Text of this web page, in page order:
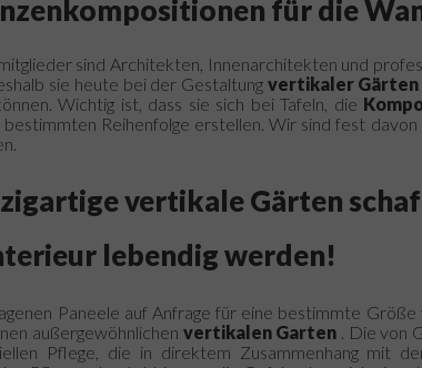
für die
sind Architekten, Innenarchitekten und
sie heute bei der Gestaltung vertikaler Gärten
Wichtig ist, dass sie sich bei Tafeln, die
bestimmten Reihenfolge erstellen.Wir sind fest davon
vertikale Gärten
lebendig werden!
Paneele auf Anfrage für eine bestimmte Größe
außergewöhnlichen vertikalen Garten . Die von
Pflege, die in direktem Zusammenhang mit